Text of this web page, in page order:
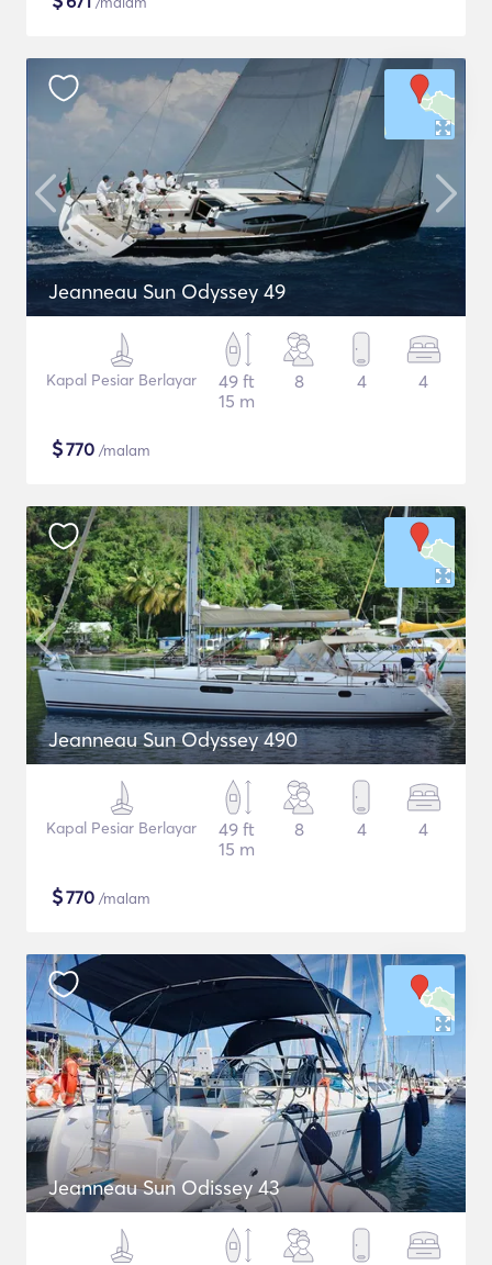
Jeanneau Sun Odyssey 49
Kapal Pesiar Berlayar
49 ft
15 m
8 4 4
$770 /malam
Jeanneau Sun Odyssey 490
Kapal Pesiar Berlayar
49 ft
15 m
8 4 4
$770 /malam
Jeanneau Sun Odissey 43